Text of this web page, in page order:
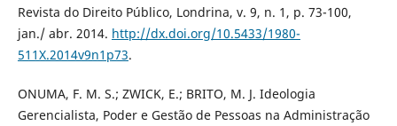
Revista do Direito Público, Londrina, v. 9, n. 1, p. 73-100,
jan./ abr. 2014. http://dx.doi.org/10.5433/1980-
511X.2014v9n1p73.
ONUMA, F. M. S.; ZWICK, E.; BRITO, M. J. Ideologia
Gerencialista, Poder e Gestão de Pessoas na Administração